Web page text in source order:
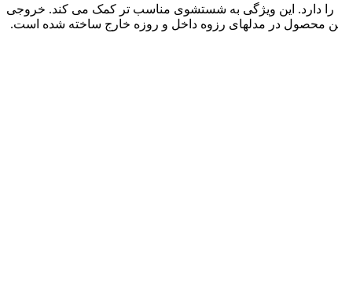
را دارد. این ویژگی به شستشوی مناسب تر کمک می کند. خروجی